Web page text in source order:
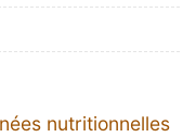
nutritionnelles